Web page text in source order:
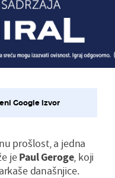
Google izvor
prošlost, a jedna
jePaul Geroge, koji
današnjice.